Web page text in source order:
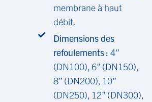
membrane à haut
débit.
Dimensions des
refoulements : 4”
(DN100), 6” (DN150),
8” (DN200), 10”
(DN250), 12” (DN300),